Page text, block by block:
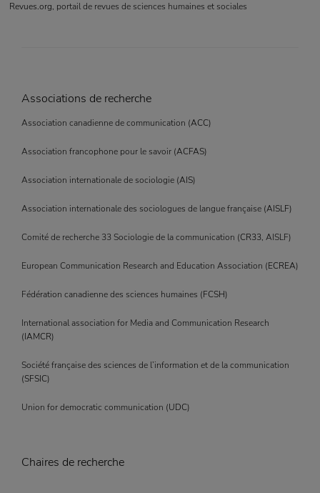
Revues.org, portail de revues de sciences humaines et sociales
Associations de recherche
Association canadienne de communication (ACC)
Association francophone pour le savoir (ACFAS)
Association internationale de sociologie (AIS)
Association internationale des sociologues de langue française (AISLF)
Comité de recherche 33 Sociologie de la communication (CR33, AISLF)
European Communication Research and Education Association (ECREA)
Fédération canadienne des sciences humaines (FCSH)
International association for Media and Communication Research
(IAMCR)
Société française des sciences de l’information et de la communication
(SFSIC)
Union for democratic communication (UDC)
Chaires de recherche